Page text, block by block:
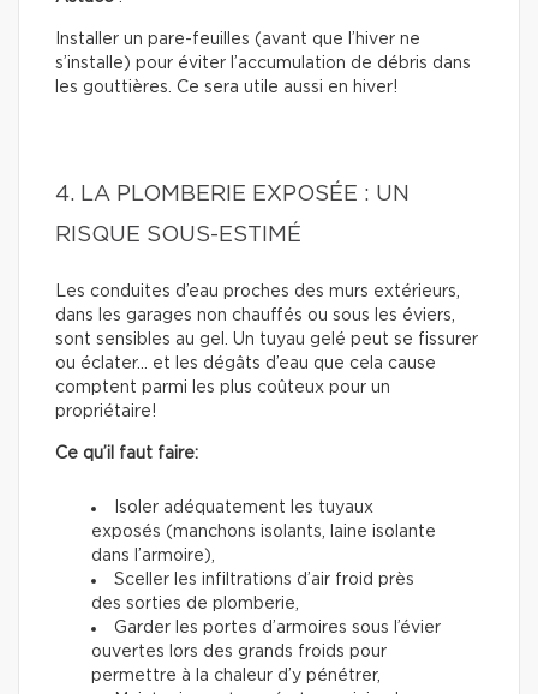
Installer un pare-feuilles (avant que l’hiver ne
s’installe) pour éviter l’accumulation de débris dans
les gouttières. Ce sera utile aussi en hiver!
4. LA PLOMBERIE EXPOSÉE : UN
RISQUE SOUS-ESTIMÉ
Les conduites d’eau proches des murs extérieurs,
dans les garages non chauffés ou sous les éviers,
sont sensibles au gel. Un tuyau gelé peut se fissurer
ou éclater… et les dégâts d’eau que cela cause
comptent parmi les plus coûteux pour un
propriétaire!
Ce qu’il faut faire:
Isoler adéquatement les tuyaux
exposés (manchons isolants, laine isolante
dans l’armoire),
Sceller les infiltrations d’air froid près
des sorties de plomberie,
Garder les portes d’armoires sous l’évier
ouvertes lors des grands froids pour
permettre à la chaleur d’y pénétrer,